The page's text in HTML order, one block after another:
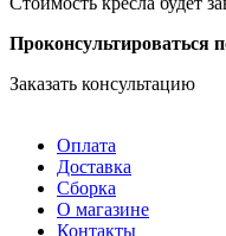
Проконсультироваться
Заказать консультацию
Оплата
Доставка
Сборка
О магазине
Контакты